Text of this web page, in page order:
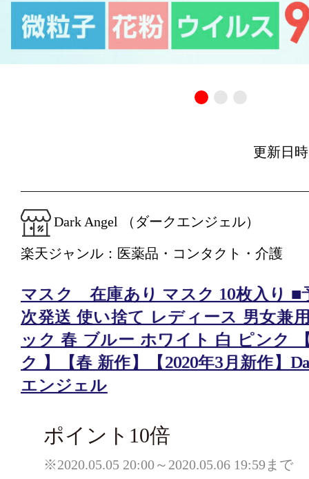
更新日
Dark Angel （ダークエンジェル）
楽天ジャンル：医薬品・コンタクト・介護
マスク 在庫あり マスク 10枚入り ■
次発送 使い捨て レディース 男女兼
ック 春 ブルー ホワイト 白 ピンク
ク 】【春 新作】【2020年3月新作】
エンジェル
ポイント10倍
※2020.05.05 20:00～2020.05.06 19:59まで